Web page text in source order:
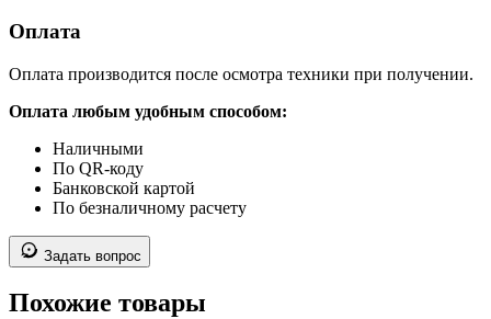
Оплата
Оплата производится после осмотра техники при получении.
Оплата любым удобным способом:
Наличными
По QR-коду
Банковской картой
По безналичному расчету
Задать вопрос
Похожие товары